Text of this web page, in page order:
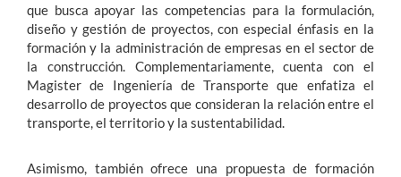
que busca apoyar las competencias para la formulación,
diseño y gestión de proyectos, con especial énfasis en la
formación y la administración de empresas en el sector de
la construcción. Complementariamente, cuenta con el
Magister de Ingeniería de Transporte que enfatiza el
desarrollo de proyectos que consideran la relación entre el
transporte, el territorio y la sustentabilidad.
Asimismo, también ofrece una propuesta de formación